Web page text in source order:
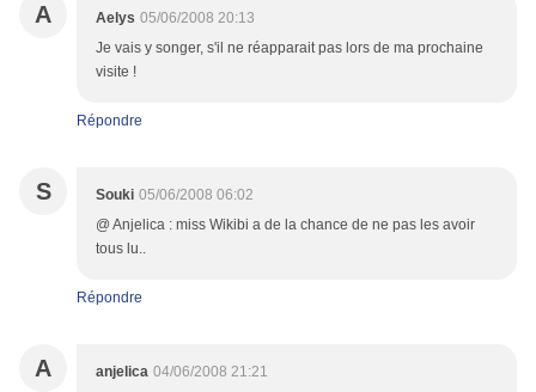
A Aelys 05/06/2008 20:13
Je vais y songer, s'il ne réapparait pas lors de ma prochaine
visite !
Répondre
S Souki 05/06/2008 06:02
@ Anjelica : miss Wikibi a de la chance de ne pas les avoir
tous lu..
Répondre
A anjelica 04/06/2008 21:21